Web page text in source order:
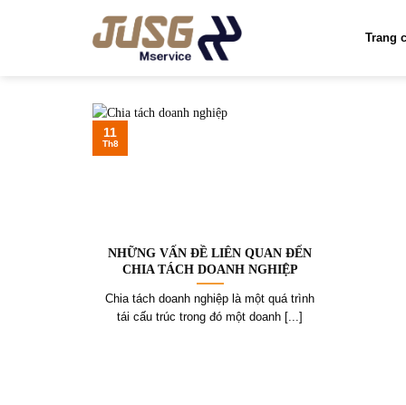
Trang
NHỮNG VẤN ĐỀ LIÊN QUAN ĐẾN
CHIA TÁCH DOANH NGHIỆP
Chia tách doanh nghiệp là một quá trình
tái cấu trúc trong đó một doanh [...]
11
Th8